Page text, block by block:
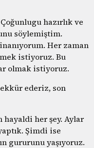
hazırlık ve
söylemiştim.
Her zaman
istiyoruz. Bu
olmak istiyoruz.
ederiz, son
her şey. Aylar
Şimdi ise
gururunu yaşıyoruz.